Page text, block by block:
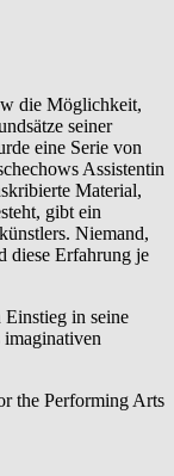
die Möglichkeit,
seiner
eine Serie von
Assistentin
Material,
gibt ein
Niemand,
diese Erfahrung je
Einstieg in seine
imaginativen
the Performing Arts